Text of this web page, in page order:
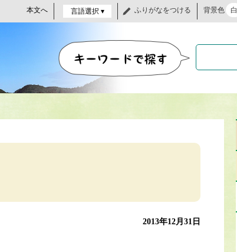
本文へ 言語選択 ▾ ふりがなをつける 背景色 白
2013年12月31日